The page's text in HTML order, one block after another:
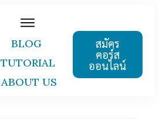
BLOG
TUTORIAL
ABOUT US
สมัคร
คอร์ส
ออนไลน์